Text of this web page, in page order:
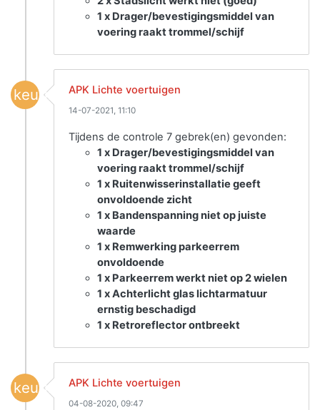
1 x Drager/bevestigingsmiddel van
voering raakt trommel/schijf
keuring APK Lichte voertuigen
14-07-2021, 11:10
Tijdens de controle 7 gebrek(en) gevonden:
1 x Drager/bevestigingsmiddel van
voering raakt trommel/schijf
1 x Ruitenwisserinstallatie geeft
onvoldoende zicht
1 x Bandenspanning niet op juiste
waarde
1 x Remwerking parkeerrem
onvoldoende
1 x Parkeerrem werkt niet op 2 wielen
1 x Achterlicht glas lichtarmatuur
ernstig beschadigd
1 x Retroreflector ontbreekt
keuring APK Lichte voertuigen
04-08-2020, 09:47